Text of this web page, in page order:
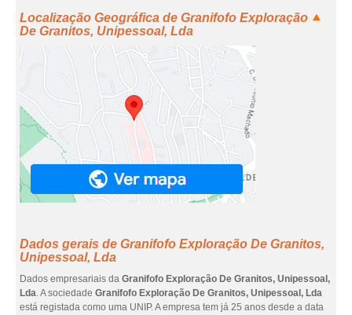
Localização Geográfica de Granifofo Exploração
De Granitos, Unipessoal, Lda
Dados gerais de Granifofo Exploração De Granitos,
Unipessoal, Lda
Dados empresariais da Granifofo Exploração De Granitos, Unipessoal,
Lda. A sociedade Granifofo Exploração De Granitos, Unipessoal, Lda
está registada como uma UNIP. A empresa tem já 25 anos desde a data